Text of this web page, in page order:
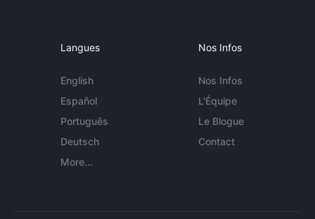
Langues
English
Español
Português
Deutsch
More...
Nos Infos
Nos Infos
L'Équipe
Le Blogue
Contact